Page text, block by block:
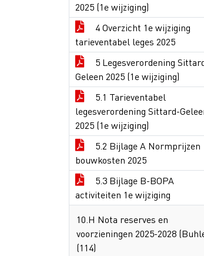
2025 (1e wijziging)
4 Overzicht 1e wijziging
tarieventabel leges 2025
5 Legesverordening
Geleen 2025 (1e wijziging)
5.1 Tarieventabel
legesverordening Sittard-
2025 (1e wijziging)
5.2 Bijlage A Normprijzen
bouwkosten 2025
5.3 Bijlage B-BOPA
activiteiten 1e wijziging
10.H Nota reserves en
voorzieningen 2025-2028
(114)